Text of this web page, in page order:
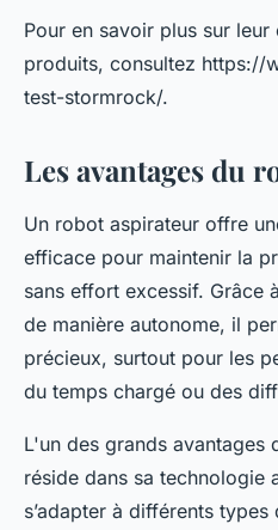
Pour en savoir plus sur leur
produits, consultez https://
test-stormrock/.
Les avantages du
Un robot aspirateur offre
efficace pour maintenir la
sans effort excessif. Grâce
de manière autonome, il
précieux, surtout pour les
du temps chargé ou des
L'un des grands avantages
réside dans sa technologie
s’adapter à différents